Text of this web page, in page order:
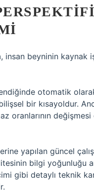
insan beyninin kaynak
otomatik olarak
bir kısayoldur.
oranlarının
yapılan güncel
bilgi yoğunluğu
gibi detaylı teknik